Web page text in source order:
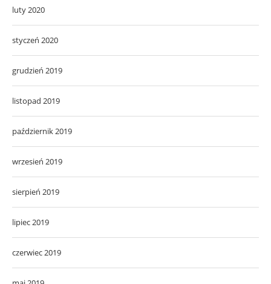
luty 2020
styczeń 2020
grudzień 2019
listopad 2019
październik 2019
wrzesień 2019
sierpień 2019
lipiec 2019
czerwiec 2019